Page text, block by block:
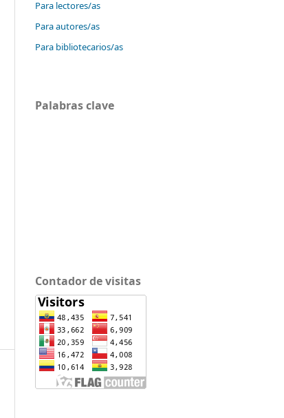
Para lectores/as
Para autores/as
Para bibliotecarios/as
Palabras clave
Contador de visitas